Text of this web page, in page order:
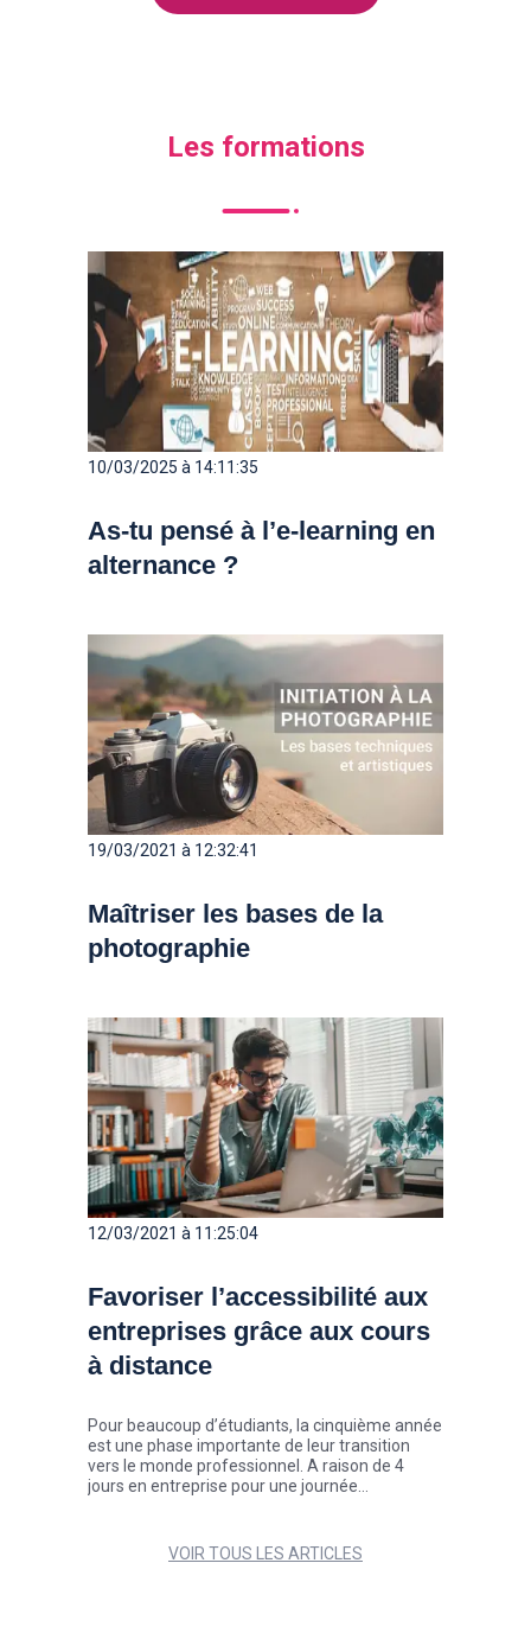
Les formations
10/03/2025 à 14:11:35
As-tu pensé à l’e-learning en
alternance ?
19/03/2021 à 12:32:41
Maîtriser les bases de la
photographie
12/03/2021 à 11:25:04
Favoriser l’accessibilité aux
entreprises grâce aux cours
à distance
Pour beaucoup d’étudiants, la cinquième année
est une phase importante de leur transition
vers le monde professionnel. A raison de 4
jours en entreprise pour une journée
(Marque et Management de l’Innovation), Créa
360° et International de suivre leurs cours à
VOIR TOUS LES ARTICLES